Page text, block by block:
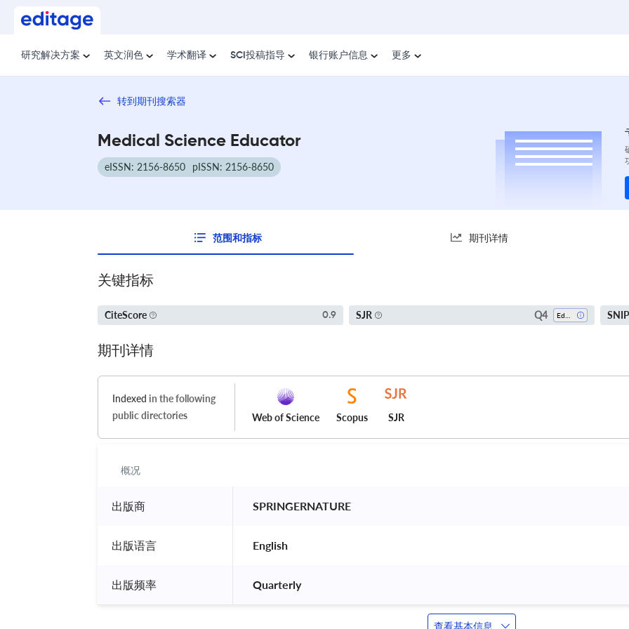
研究解决方案 英文润色 学术翻译 SCI投稿指导 银行账户信息 更多
转到期刊搜索器
Medical Science Educator
eISSN: 2156-8650 pISSN: 2156-8650
范围和指标 期刊详情
关键指标
CiteScore 0.9 SJR Q4 SNIP
期刊详情
Indexed in the following
public directories
Web of Science Scopus SJR
概况
出版商 SPRINGERNATURE
出版语言 English
出版频率 Quarterly
查看基本信息